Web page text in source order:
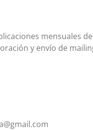
mensuales
y envío de